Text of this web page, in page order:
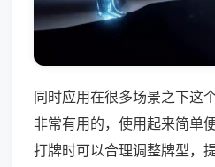
同时应用在很多场景之下这
非常有用的，使用起来简单
打牌时可以合理调整牌型，